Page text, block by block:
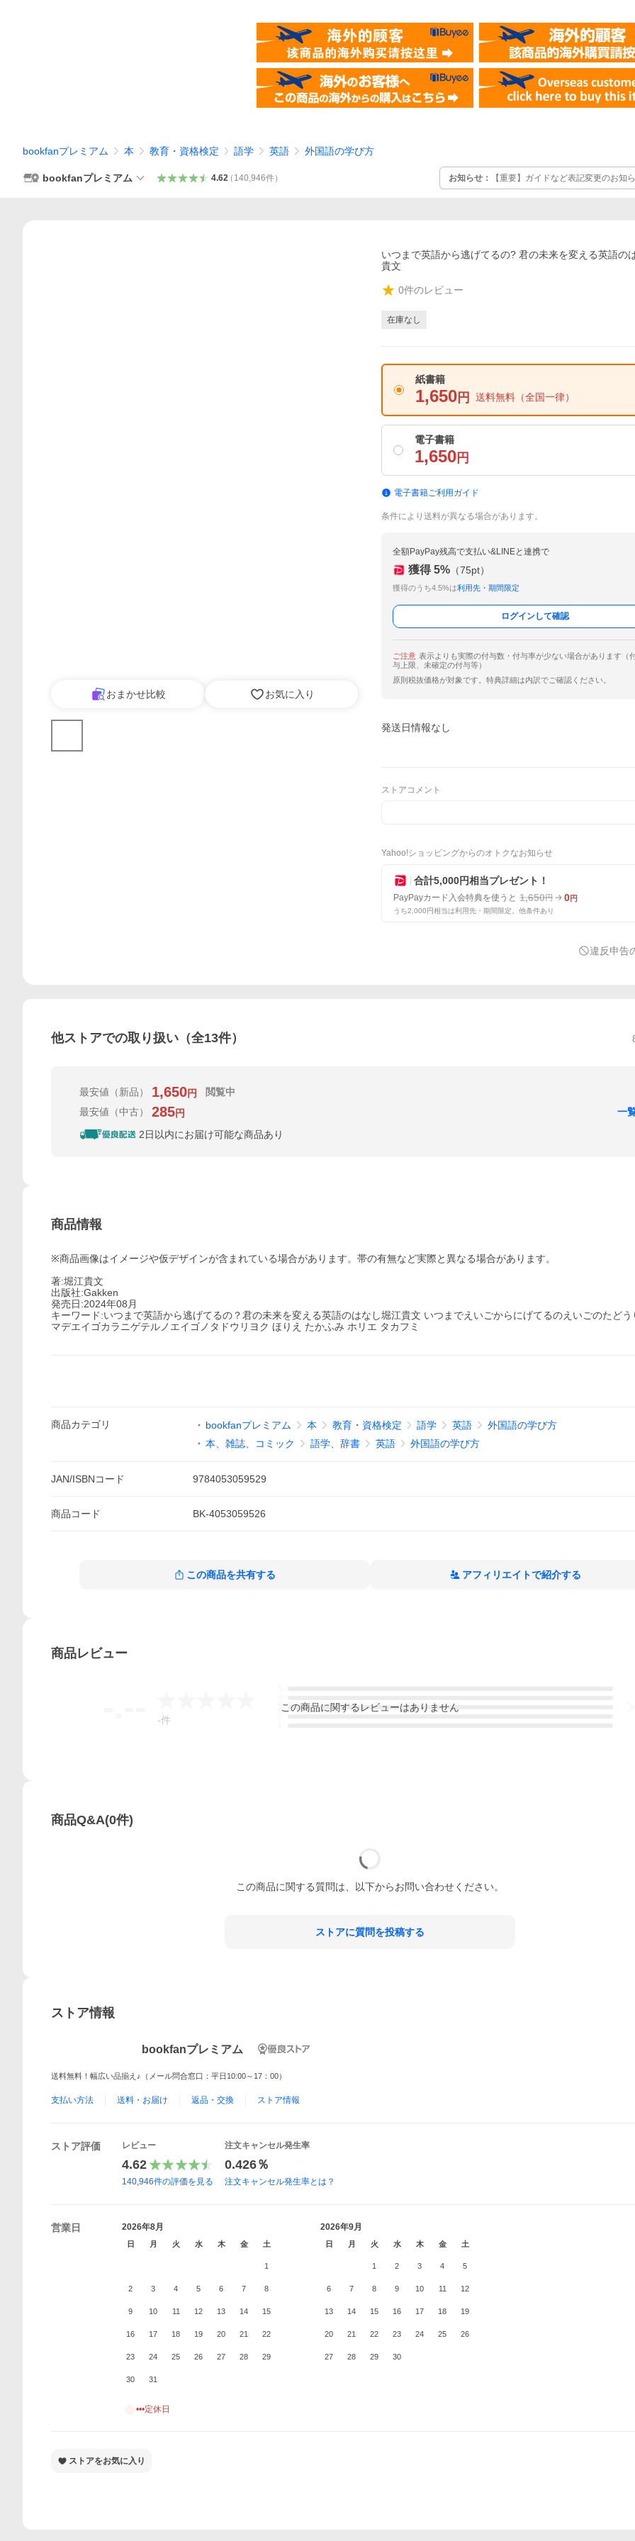
bookfanプレミアム 本 教育・資格検定 語学 英語 外国語の学び方
bookfanプレミアム 4.62（ 140,946件） お知らせ： 【重要】ガイドなど表記変更のお知
おまかせ比較 お気に入り
いつまで英語から逃げてるの? 君の未来を変える英語の
貴文
0件のレビュー
在庫なし
紙書籍
1,650 円 送料無料 （全国一律）
電子書籍
1,650 円
電子書籍ご利用ガイド
条件により送料が異なる場合があります。
全額PayPay残高で支払い&LINEと連携で
獲得 5% （75pt）
獲得のうち4.5%は利用先・期間限定
ログインして確認
ご注意 表示よりも実際の付与数・付与率が少ない場合があります（
与上限、未確定の付与等）
原則税抜価格が対象です。特典詳細は内訳でご確認ください。
発送日情報なし
ストアコメント
Yahoo!ショッピングからのオトクなお知らせ
合計5,000円相当プレゼント！
PayPayカード入会特典を使うと 1,650円 0円
うち2,000円相当は利用先・期間限定。他条件あり
違反申告
他ストアでの取り扱い（全13件）
最安値 （新品） 1,650円
閲覧中
最安値 （中古） 285円
2日以内にお届け可能な商品あり
一
商品情報
※商品画像はイメージや仮デザインが含まれている場合があります。帯の有無など実際と異なる場合があります。
著:堀江貴文
出版社:Gakken
発売日:2024年08月
キーワード:いつまで英語から逃げてるの？君の未来を変える英語のはなし堀江貴文 いつまでえいごからにげてるのえいごのたどう
マデエイゴカラニゲテルノエイゴノタドウリヨク ほりえ たかふみ ホリエ タカフミ
商品カテゴリ bookfanプレミアム 本 教育・資格検定 語学 英語
外国語の学び方
本、雑誌、コミック
語学、辞書 英語 外国語の学び方
JAN/ISBNコード 9784053059529
商品コード BK-4053059526
この商品を共有する アフィリエイトで紹介する
商品レビュー
-件
この商品に関するレビューはありません
商品Q&A(0件)
この商品に関する質問は、以下からお問い合わせください。
ストアに質問を投稿する
ストア情報
bookfanプレミアム
送料無料！幅広い品揃え♪（メール問合窓口：平日10:00～17：00）
支払い方法 送料・お届け 返品・交換 ストア情報
ストア評価 レビュー
4.62
140,946件の評価を見る
注文キャンセル発生率
0.426％
注文キャンセル発生率とは？
営業日 2026年8月
日 月 火 水 木 金 土
1
2 3 4 5 6 7 8
9 10 11 12 13 14 15
16 17 18 19 20 21 22
23 24 25 26 27 28 29
30 31
2026年9月
日 月 火 水 木 金 土
1 2 3 4 5
6 7 8 9 10 11 12
13 14 15 16 17 18 19
20 21 22 23 24 25 26
27 28 29 30
•••定休日
ストアをお気に入り